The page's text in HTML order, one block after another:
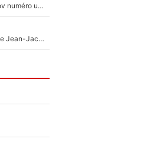
Suzuki recruté, Chevalier veut se battre, Safonov numéro un… Le PSG se lance encore dans un gros chantier pour le poste de gardien de but
Un documentaire avec Zinedine Zidane : Comme Jean-Jacques Goldman et Mylène Farmer, le nouveau sélectionneur de l'équipe de France a recalé une journaliste très connue